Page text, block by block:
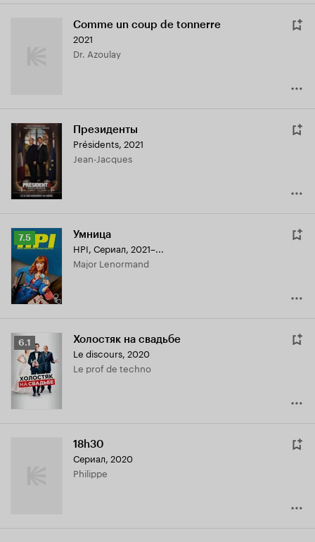
Comme un coup de tonnerre
2021
Dr. Azoulay
Президенты
Présidents, 2021
Jean-Jacques
Рейтинг
Кинопоиска
7.5
7.5 Умница
HPI, Сериал, 2021–...
Major Lenormand
Рейтинг
Кинопоиска
6.1
6.1 Холостяк на свадьбе
Le discours, 2020
Le prof de techno
18h30
Сериал, 2020
Philippe